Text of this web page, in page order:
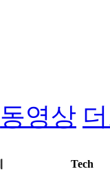
동영상
Tech